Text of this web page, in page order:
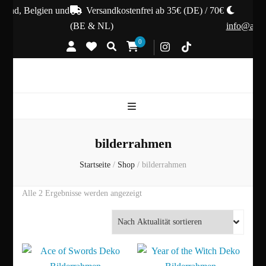
Belgien und
Versandkostenfrei ab 35€ (DE) / 70€
(BE & NL)
0
bilderrahmen
Startseite / Shop / bilderrahmen
Alle 2 Ergebnisse werden angezeigtNach
sortiert